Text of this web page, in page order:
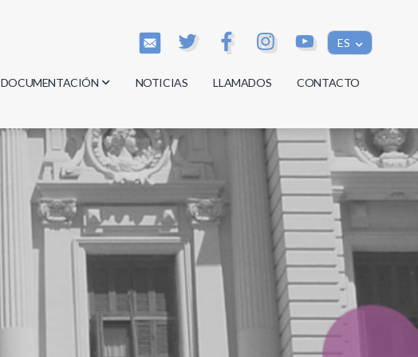
ES
DOCUMENTACIÓN
Actas
Reglamentos
Documentos
NOTICIAS LLAMADOS CONTACTO